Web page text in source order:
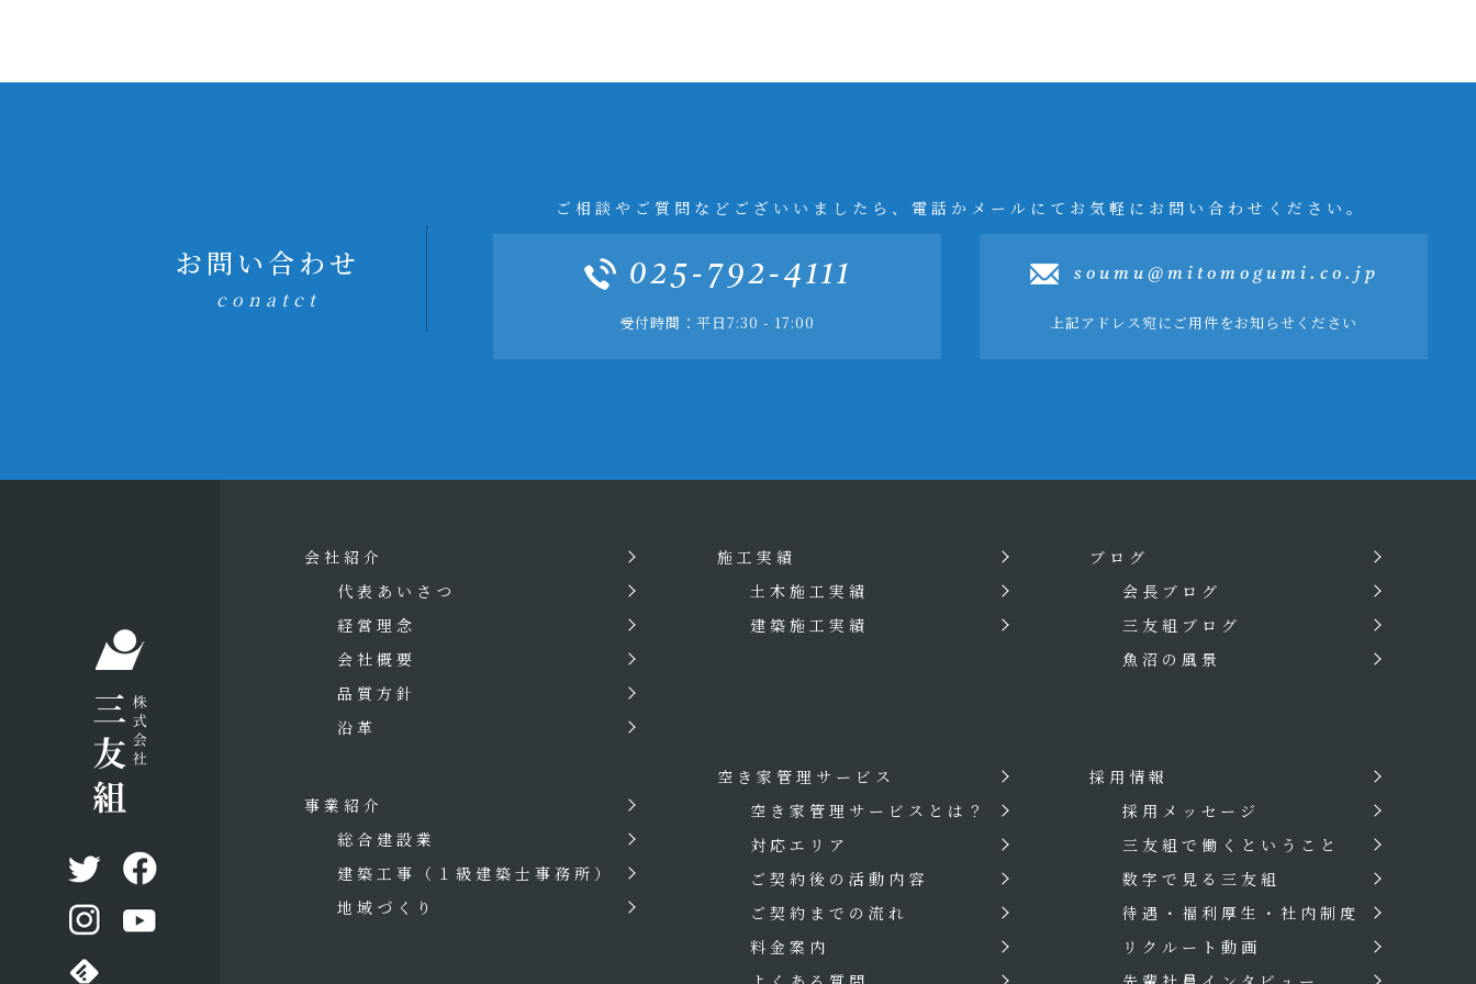
お問い合わせ
conatct
ご相談やご質問などございいましたら、電話かメールにてお気軽にお問い合わせください。
025-792-4111
受付時間：平日7:30 - 17:00
soumu@mitomogumi.co.jp
上記アドレス宛にご用件をお知らせください
会社紹介
代表あいさつ
経営理念
会社概要
品質方針
沿革
事業紹介
総合建設業
建築工事
（１級建築士事務所）
地域づくり
施工実績
土木施工実績
建築施工実績
空き家管理サービス
空き家管理サービスとは？
対応エリア
ご契約後の活動内容
ご契約までの流れ
料金案内
ブログ
会長ブログ
三友組ブログ
魚沼の風景
採用情報
採用メッセージ
三友組で働くということ
数字で見る三友組
待遇・福利厚生・社内制度
リクルート動画